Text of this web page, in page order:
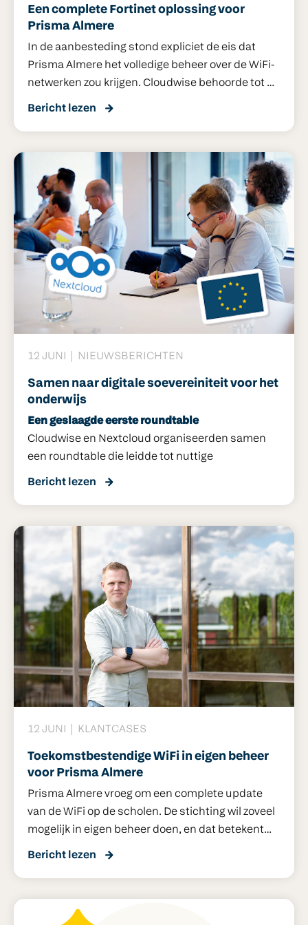
Een complete Fortinet oplossing voor
Prisma Almere
In de aanbesteding stond expliciet de eis dat
Prisma Almere het volledige beheer over de WiFi-
netwerken zou krijgen. Cloudwise behoorde tot de
inschrijvers die daaraan konden en wilden
Bericht lezen
12 JUNI NIEUWSBERICHTEN
Samen naar digitale soevereiniteit voor het
onderwijs
Een geslaagde eerste roundtable
Cloudwise en Nextcloud organiseerden samen
een roundtable die leidde tot nuttige
aanknopingspunten voor de mogelijke realisatie
Bericht lezen
12 JUNI KLANTCASES
Toekomstbestendige WiFi in eigen beheer
voor Prisma Almere
Prisma Almere vroeg om een complete update
van de WiFi op de scholen. De stichting wil zoveel
mogelijk in eigen beheer doen, en dat betekent
ook maximaal grip hebben op de WiFi-netwerken.
waren en dat er hier en daar meer accesspoints
nodig waren dan gevraagd. Zo ontwikkelde het
Bericht lezen